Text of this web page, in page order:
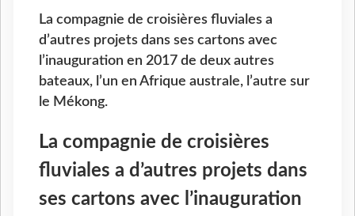
La compagnie de croisières fluviales a
d’autres projets dans ses cartons avec
l’inauguration en 2017 de deux autres
bateaux, l’un en Afrique australe, l’autre sur
le Mékong.
La compagnie de croisières
fluviales a d’autres projets dans
ses cartons avec l’inauguration